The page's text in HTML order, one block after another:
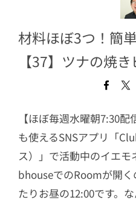
材料ほぼ3つ！簡
【37】ツナの焼
【ほぼ毎週水曜朝7:30
も使えるSNSアプリ「
ス）」で活動中のイエ
bhouseでのRoomが開
たりお昼の12:00です。